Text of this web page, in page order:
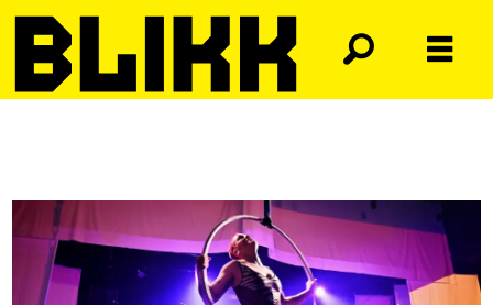
longyearbyen